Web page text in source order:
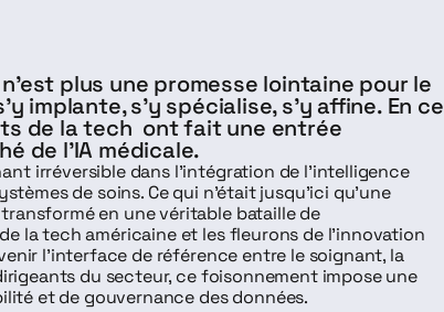
plus une promesse lointaine pour le
implante, s’y spécialise, s’y affine. En ce
de la tech  ont fait une entrée
de l’IA médicale.
irréversible dans l'intégration de l'intelligence
de soins. Ce qui n'était jusqu'ici qu'une
en une véritable bataille de
la tech américaine et les fleurons de l'innovation
l'interface de référence entre le soignant, la
du secteur, ce foisonnement impose une
et de gouvernance des données.